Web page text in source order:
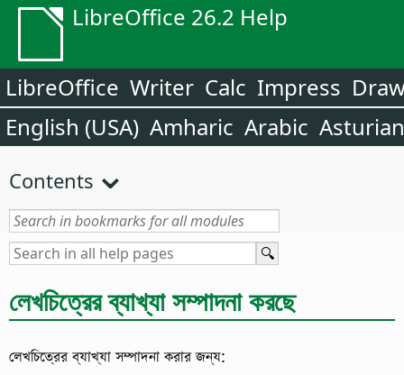
LibreOffice 26.2 Help
LibreOffice Writer Calc Impress
English (USA) Amharic Arabic Asturian
Contents
লেখচিত্রের ব্যাখ্যা সম্পাদনা করছে
লেখচিত্রের ব্যাখ্যা সম্পাদনা করার জন্য: